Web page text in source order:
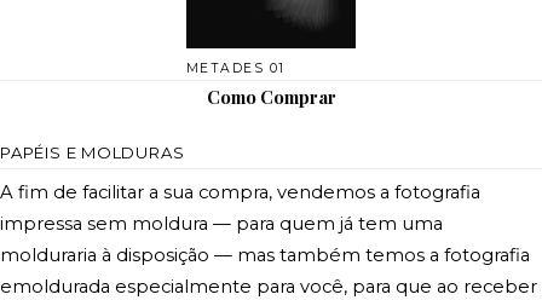
METADES 01
Como Comprar
PAPÉIS E MOLDURAS
A fim de facilitar a sua compra, vendemos a fotografia
impressa sem moldura — para quem já tem uma
molduraria à disposição — mas também temos a fotografia
emoldurada especialmente para você, para que ao receber